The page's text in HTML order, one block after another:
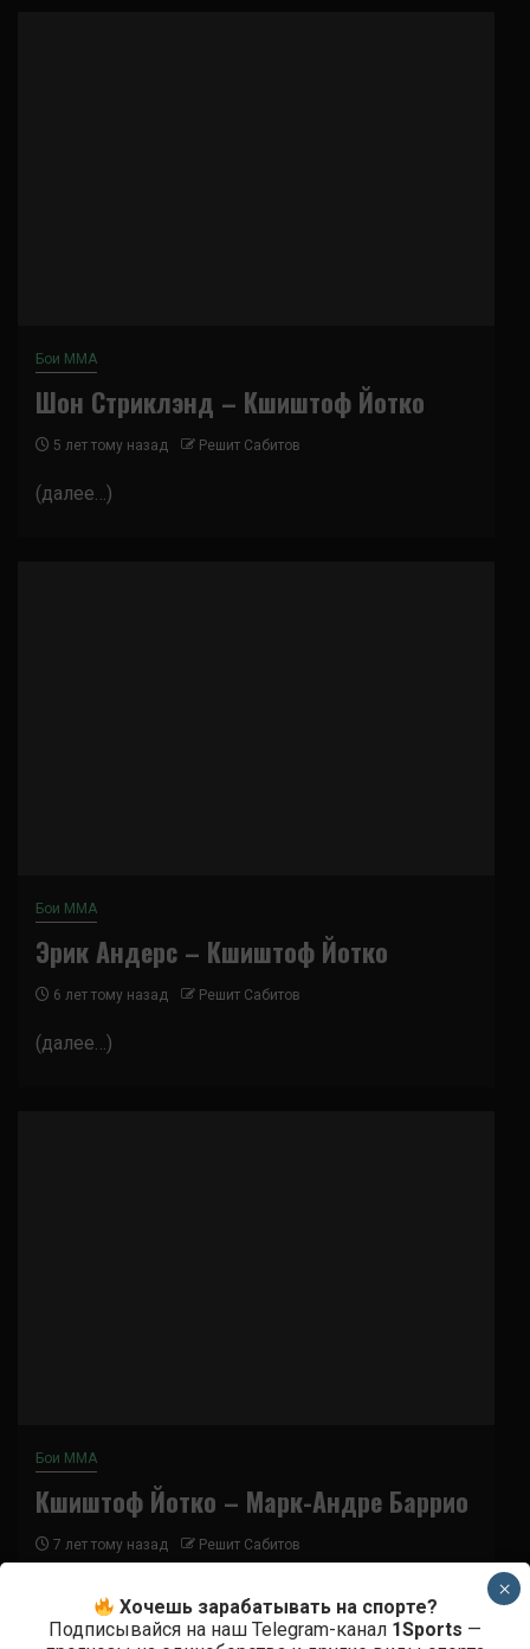
Бои ММА
Шон Стриклэнд – Кшиштоф Йотко
5 лет тому назад Решит Сабитов
(далее…)
Бои ММА
Эрик Андерс – Кшиштоф Йотко
6 лет тому назад Решит Сабитов
(далее…)
Бои ММА
Кшиштоф Йотко – Марк-Андре Баррио
7 лет тому назад Решит Сабитов
(далее…)
Хочешь зарабатывать на спорте?
Подписывайся на наш Telegram-канал 1Sports —
×